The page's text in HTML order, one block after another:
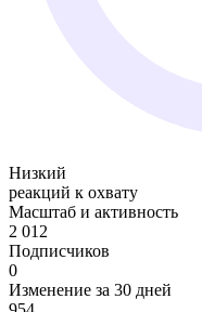
Низкий
реакций к охвату
Масштаб и активность
2 012
Подписчиков
0
Изменение за 30 дней